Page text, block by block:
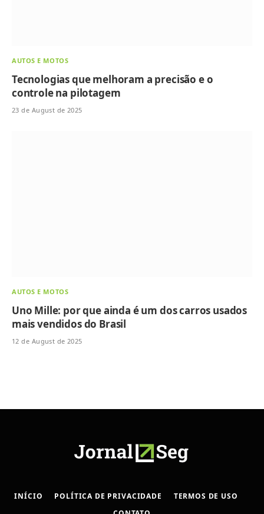
AUTOS E MOTOS
Tecnologias que melhoram a precisão e o
controle na pilotagem
23 de August de 2025
AUTOS E MOTOS
Uno Mille: por que ainda é um dos carros usados
mais vendidos do Brasil
12 de August de 2025
INÍCIO POLÍTICA DE PRIVACIDADE
TERMOS DE USO